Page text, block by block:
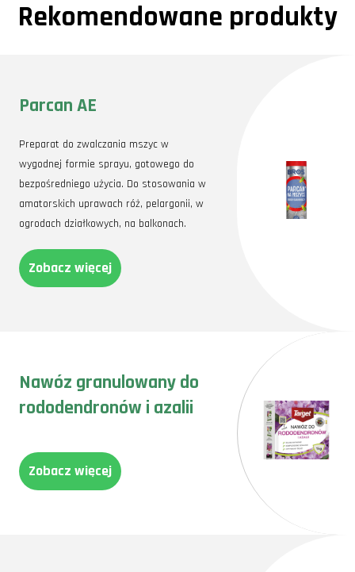
Rekomendowane produkty
Parcan AE
Preparat do zwalczania mszyc w
wygodnej formie sprayu, gotowego do
bezpośredniego użycia. Do stosowania w
amatorskich uprawach róż, pelargonii, w
ogrodach działkowych, na balkonach.
Zobacz więcej
Nawóz granulowany do
rododendronów i azalii
Zobacz więcej